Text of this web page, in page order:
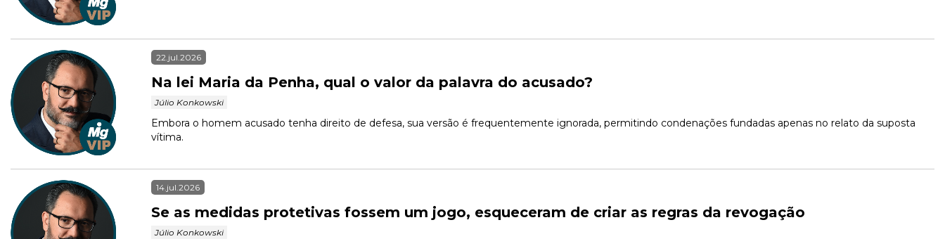
22.jul.2026
Na lei Maria da Penha, qual o valor da palavra do acusado?
Júlio Konkowski
Embora o homem acusado tenha direito de defesa, sua versão é frequentemente ignorada, permitindo condenações fundadas apenas no relato da suposta
14.jul.2026
Se as medidas protetivas fossem um jogo, esqueceram de criar as regras da revogação
Júlio Konkowski